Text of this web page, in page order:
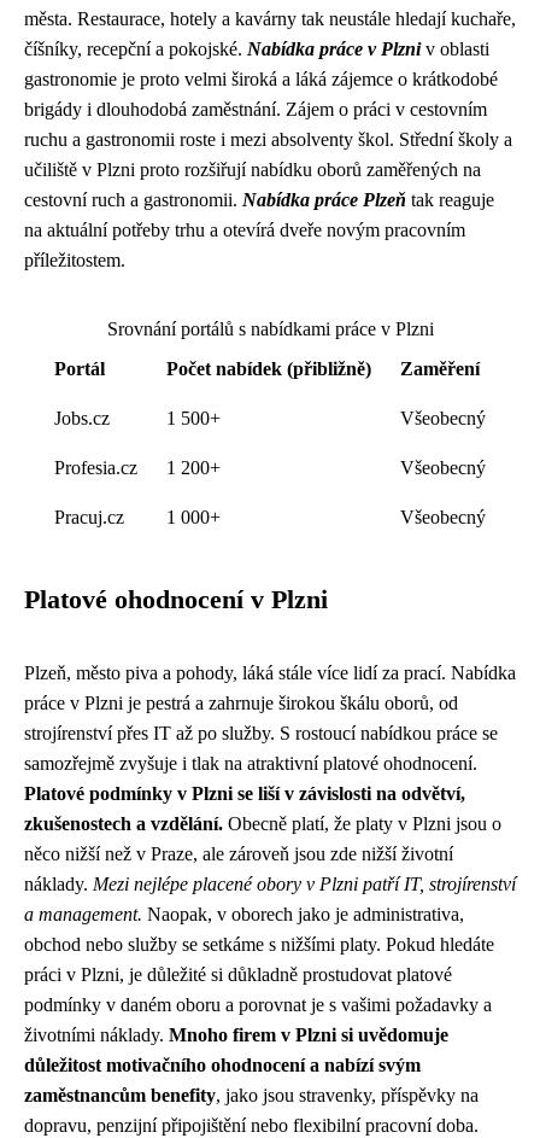
města. Restaurace, hotely a kavárny tak neustále hledají kuchaře,
číšníky, recepční a pokojské. Nabídka práce v Plzniv oblasti
gastronomie je proto velmi široká a láká zájemce o krátkodobé
brigády i dlouhodobá zaměstnání. Zájem o práci v cestovním
ruchu a gastronomii roste i mezi absolventy škol. Střední školy a
učiliště v Plzni proto rozšiřují nabídku oborů zaměřených na
cestovní ruch a gastronomii. Nabídka práce Plzeň tak reaguje
na aktuální potřeby trhu a otevírá dveře novým pracovním
příležitostem.
Srovnání portálů s nabídkami práce v Plzni
Portál
Počet nabídek (přibližně) Zaměření
Jobs.cz 1 500+ Všeobecný
Profesia.cz 1 200+ Všeobecný
Pracuj.cz 1 000+ Všeobecný
Platové ohodnocení v Plzni
Plzeň, město piva a pohody, láká stále více lidí za prací. Nabídka
práce v Plzni je pestrá a zahrnuje širokou škálu oborů, od
strojírenství přes IT až po služby. S rostoucí nabídkou práce se
samozřejmě zvyšuje i tlak na atraktivní platové ohodnocení.
Platové podmínky v Plzni se liší v závislosti na odvětví,
zkušenostech a vzdělání. Obecně platí, že platy v Plzni jsou o
něco nižší než v Praze, ale zároveň jsou zde nižší životní
náklady. Mezi nejlépe placené obory v Plzni patří IT, strojírenství
a management. Naopak, v oborech jako je administrativa,
obchod nebo služby se setkáme s nižšími platy. Pokud hledáte
práci v Plzni, je důležité si důkladně prostudovat platové
podmínky v daném oboru a porovnat je s vašimi požadavky a
životními náklady. Mnoho firem v Plzni si uvědomuje
důležitost motivačního ohodnocení a nabízí svým
zaměstnancům benefity, jako jsou stravenky, příspěvky na
dopravu, penzijní připojištění nebo flexibilní pracovní doba.